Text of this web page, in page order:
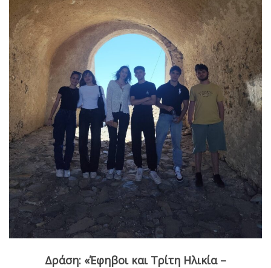
Δράση: «Έφηβοι και Τρίτη Ηλικία –